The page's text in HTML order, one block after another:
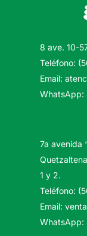
8 ave. 10-
Teléfono:
Email:
WhatsApp:
7a avenida
1 y 2.
Teléfono:
Email: